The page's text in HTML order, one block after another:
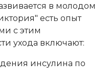
в молодом
есть опыт
с этим
ухода включают:
инсулина по